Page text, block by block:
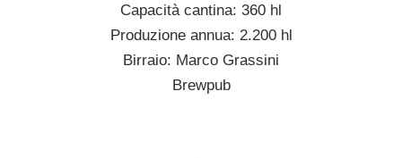
Capacità cantina: 360 hl
Produzione annua: 2.200 hl
Birraio: Marco Grassini
Brewpub